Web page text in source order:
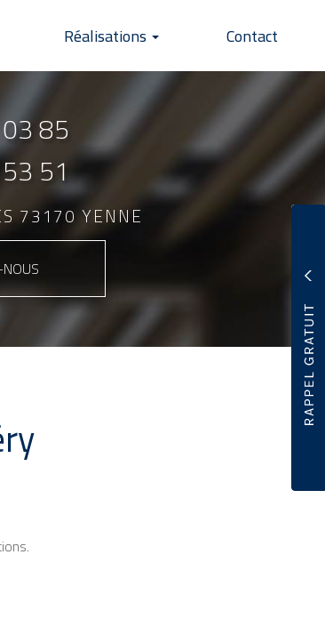
Réalisations Contact
85
51
73170 YENNE
NOUS